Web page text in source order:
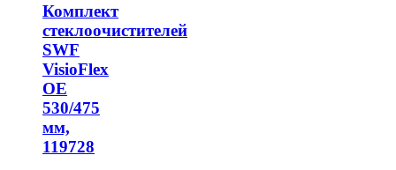
Комплект
стеклоочистителей
SWF
VisioFlex
OE
530/475
мм,
119728